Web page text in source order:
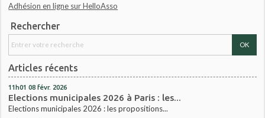
Adhésion en ligne sur HelloAsso
Rechercher
Articles récents
11h01 08 févr. 2026
Elections municipales 2026 à Paris : les...
Elections municipales 2026 : les propositions...